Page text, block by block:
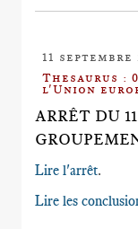
11 septembre
Thesaurus :
l'Union
ARRÊT DU
Lire l'arrêt.
Lire les